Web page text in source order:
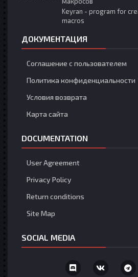
Keyran - program for
macros
ДОКУМЕНТАЦИЯ
Соглашение с пользователем
Политика конфиденциальности
Условия возврата
Карта сайта
DOCUMENTATION
User Agreement
Privacy Policy
Return conditions
Site Map
SOCIAL MEDIA